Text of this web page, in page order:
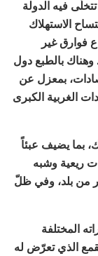
فيه الدولة
الاستهلاك
فوارق غير
بالطبع دول
بمعزل عن
الغربية الكبرى
بما يضيف عبئاً
ريعية وشبه
من بلد، وفي ظلّ
المختلفة
الذي تعرّض له